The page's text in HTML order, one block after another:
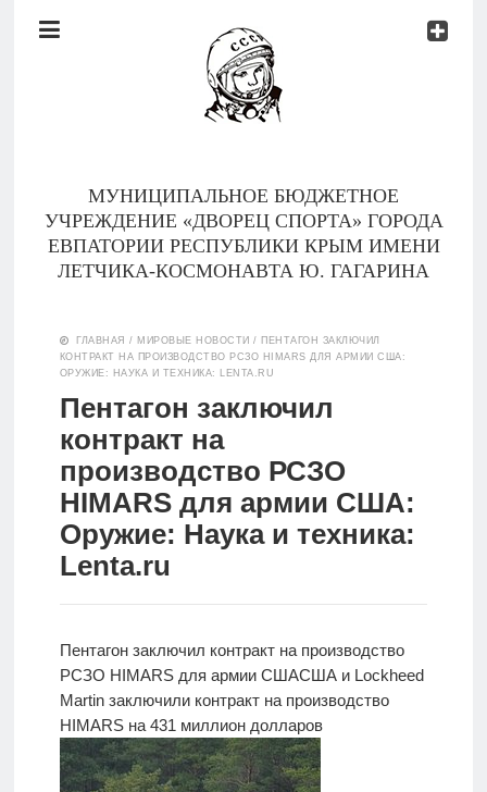
Документы
МУНИЦИПАЛЬНОЕ БЮДЖЕТНОЕ
УЧРЕЖДЕНИЕ «ДВОРЕЦ СПОРТА» ГОРОДА
ЕВПАТОРИИ РЕСПУБЛИКИ КРЫМ ИМЕНИ
ЛЕТЧИКА-КОСМОНАВТА Ю. ГАГАРИНА
Тренеры
Контакты
Новости
Родителям
О
Версия для
слабовидящих
ГЛАВНАЯ / МИРОВЫЕ НОВОСТИ / ПЕНТАГОН ЗАКЛЮЧИЛ
КОНТРАКТ НА ПРОИЗВОДСТВО РСЗО HIMARS ДЛЯ АРМИИ США:
ОРУЖИЕ: НАУКА И ТЕХНИКА: LENTA.RU
Пентагон заключил
контракт на
производство РСЗО
HIMARS для армии США:
Оружие: Наука и техника:
Lenta.ru
Пентагон заключил контракт на производство
РСЗО HIMARS для армии СШАСША и Lockheed
Martin заключили контракт на производство
HIMARS на 431 миллион долларов